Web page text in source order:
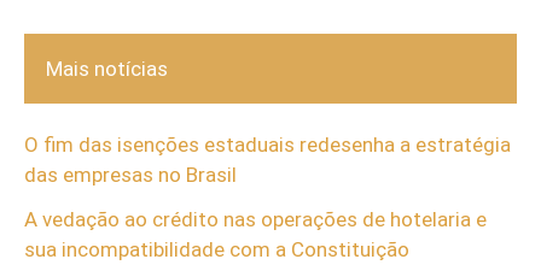
Mais notícias
O fim das isenções estaduais redesenha a estratégia
das empresas no Brasil
A vedação ao crédito nas operações de hotelaria e
sua incompatibilidade com a Constituição